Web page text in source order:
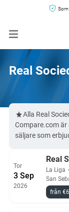
Som
Real
Alla Real
Compare.com
säljare som
Tor
3 Sep
2026
Real
La Liga ・
San
från